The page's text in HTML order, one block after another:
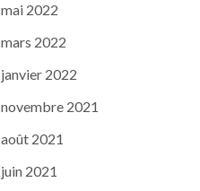
mai 2022
mars 2022
janvier 2022
novembre 2021
août 2021
juin 2021